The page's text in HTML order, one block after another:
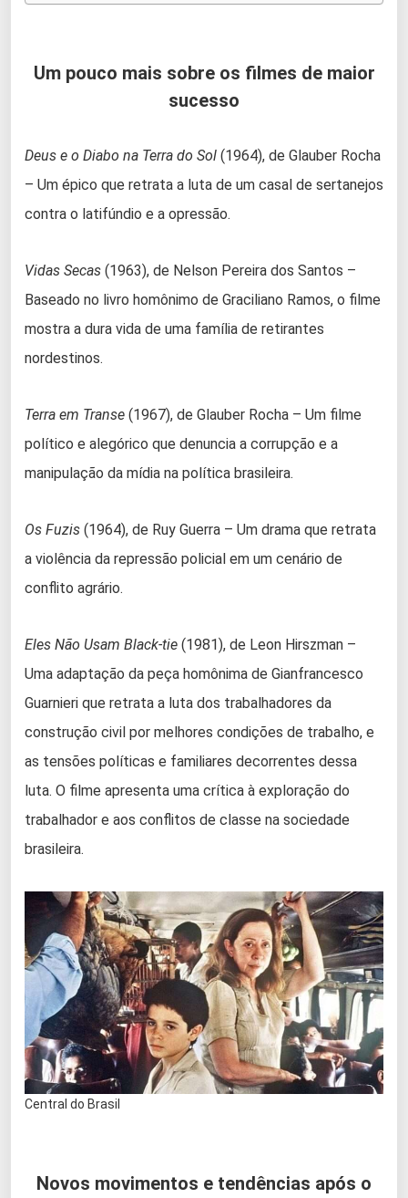
Um pouco mais sobre os filmes de maior
sucesso
Deus e o Diabo na Terra do Sol (1964), de Glauber Rocha
– Um épico que retrata a luta de um casal de sertanejos
contra o latifúndio e a opressão.
Vidas Secas (1963), de Nelson Pereira dos Santos –
Baseado no livro homônimo de Graciliano Ramos, o filme
mostra a dura vida de uma família de retirantes
nordestinos.
Terra em Transe (1967), de Glauber Rocha – Um filme
político e alegórico que denuncia a corrupção e a
manipulação da mídia na política brasileira.
Os Fuzis (1964), de Ruy Guerra – Um drama que retrata
a violência da repressão policial em um cenário de
conflito agrário.
Eles Não Usam Black-tie (1981), de Leon Hirszman –
Uma adaptação da peça homônima de Gianfrancesco
Guarnieri que retrata a luta dos trabalhadores da
construção civil por melhores condições de trabalho, e
as tensões políticas e familiares decorrentes dessa
luta. O filme apresenta uma crítica à exploração do
trabalhador e aos conflitos de classe na sociedade
brasileira.
Central do Brasil
Novos movimentos e tendências após o